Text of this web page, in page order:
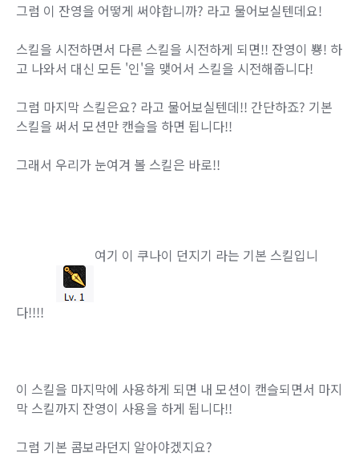
그럼 이 잔영을 어떻게 써야합니까? 라고 물어보실텐데요!
스킬을 시전하면서 다른 스킬을 시전하게 되면!! 잔영이 뿅! 하
고 나와서 대신 모든 '인'을 맺어서 스킬을 시전해줍니다!
그럼 마지막 스킬은요? 라고 물어보실텐데!! 간단하죠? 기본
스킬을 써서 모션만 캔슬을 하면 됩니다!!
그래서 우리가 눈여겨 볼 스킬은 바로!!
여기 이 쿠나이 던지기 라는 기본 스킬입니
다!!!!
이 스킬을 마지막에 사용하게 되면 내 모션이 캔슬되면서 마지
막 스킬까지 잔영이 사용을 하게 됩니다!!
그럼 기본 콤보라던지 알아야겠지요?